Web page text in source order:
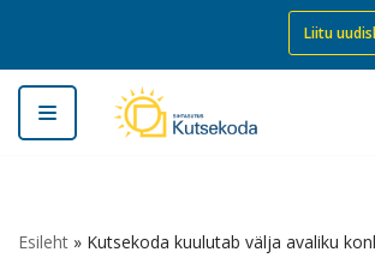
Skip
to
content
Liitu
Esileht » Kutsekoda kuulutab välja avaliku